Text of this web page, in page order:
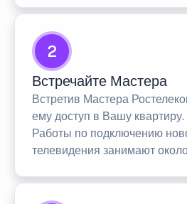
2
Встречайте Мастера
Встретив Мастера
ему доступ в Вашу квартиру.
Работы по подключению
телевидения занимают